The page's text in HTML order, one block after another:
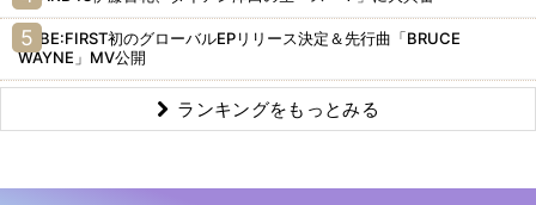
BE:FIRST初のグローバルEPリリース決定＆先行曲「BRUCE
WAYNE」MV公開
ランキングをもっとみる